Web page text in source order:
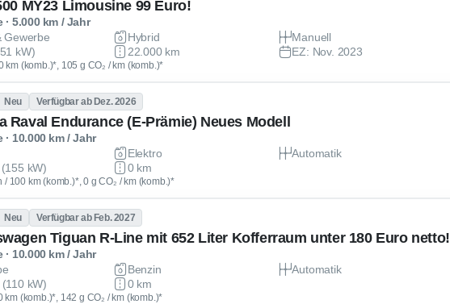
MY23 Limousine 99 Euro!
· 5.000 km / Jahr
Gewerbe
Hybrid
Manuell
kW)
22.000 km EZ: Nov. 2023
km (komb.)*, 105 g CO₂ / km (komb.)*
Neu Verfügbar ab Dez. 2026
Raval Endurance (E-Prämie) Neues Modell
· 10.000 km / Jahr
Elektro
Automatik
kW)
0 km
/ 100 km (komb.)*, 0 g CO₂ / km (komb.)*
Neu Verfügbar ab Feb. 2027
Tiguan R-Line mit 652 Liter Kofferraum unter 180 Euro netto!
· 10.000 km / Jahr
Benzin
Automatik
kW)
0 km
km (komb.)*, 142 g CO₂ / km (komb.)*